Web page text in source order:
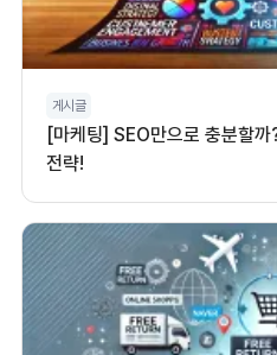
게시글
[마케팅] SEO만으로 충분할
전략!